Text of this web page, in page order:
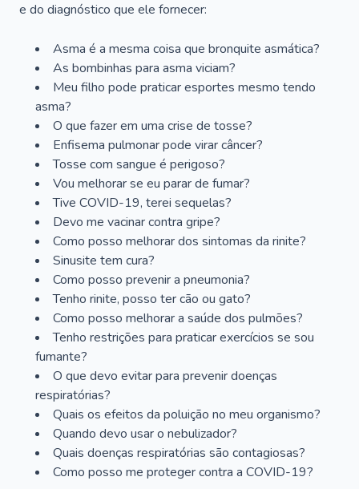
e do diagnóstico que ele fornecer:
Asma é a mesma coisa que bronquite asmática?
As bombinhas para asma viciam?
Meu filho pode praticar esportes mesmo tendo
asma?
O que fazer em uma crise de tosse?
Enfisema pulmonar pode virar câncer?
Tosse com sangue é perigoso?
Vou melhorar se eu parar de fumar?
Tive COVID-19, terei sequelas?
Devo me vacinar contra gripe?
Como posso melhorar dos sintomas da rinite?
Sinusite tem cura?
Como posso prevenir a pneumonia?
Tenho rinite, posso ter cão ou gato?
Como posso melhorar a saúde dos pulmões?
Tenho restrições para praticar exercícios se sou
fumante?
O que devo evitar para prevenir doenças
respiratórias?
Quais os efeitos da poluição no meu organismo?
Quando devo usar o nebulizador?
Quais doenças respiratórias são contagiosas?
Como posso me proteger contra a COVID-19?